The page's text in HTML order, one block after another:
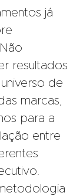
já
resultados
de
marcas,
para a
entre